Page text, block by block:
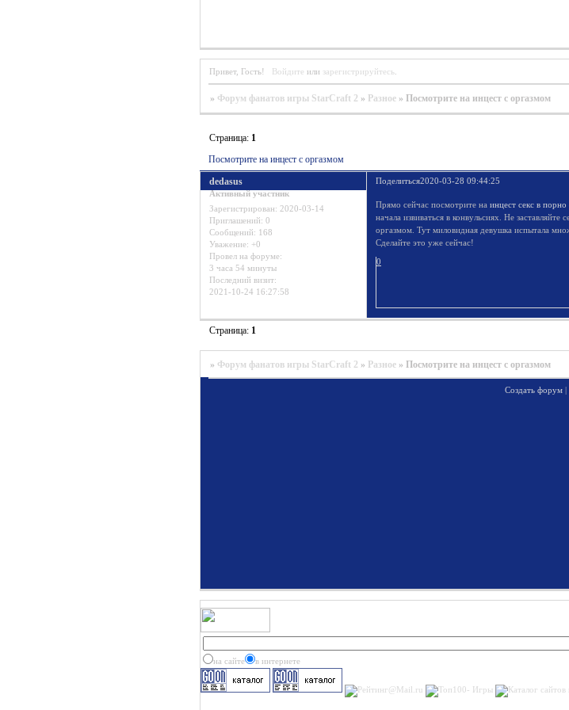
Привет, Гость! Войдите или зарегистрируйтесь.
» Форум фанатов игры StarCraft 2 » Разное »Посмотрите на инцест с оргазмом
Посмотрите на инцест с оргазмом
Страница: 1
Поделиться2020-03-28 09:44:25
dedasus
Активный участник
Зарегистрирован: 2020-03-14
Приглашений: 0
Сообщений: 168
Уважение: +0
Провел на форуме:
3 часа 54 минуты
Последний визит:
2021-10-24 16:27:58
Прямо сейчас посмотрите наинцест секс в
начала извиваться в конвульсиях. Не
оргазмом. Тут миловидная девушка испытала
Сделайте это уже сейчас!
0
Страница: 1
» Форум фанатов игры StarCraft 2 » Разное »Посмотрите на инцест с оргазмом
Создать форум
на сайте в интернете